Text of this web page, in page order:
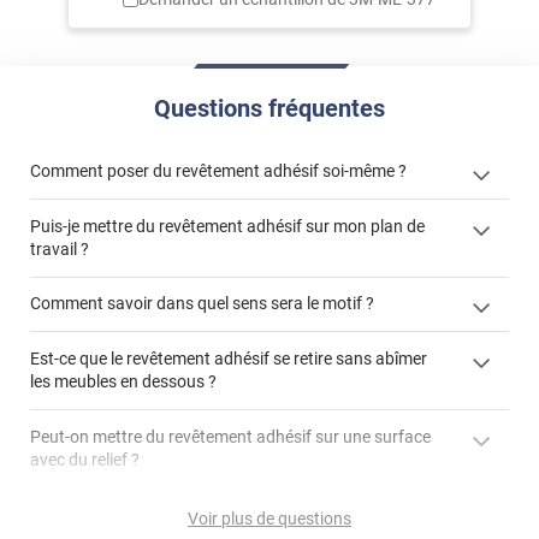
Questions fréquentes
Comment poser du revêtement adhésif soi-même ?
« Comment poser un revêtement adhésif ? »
Puis-je mettre du revêtement adhésif sur mon plan de
travail ?
"Peut-on installer du
Comment savoir dans quel sens sera le motif ?
Est-ce que le revêtement adhésif se retire sans abîmer
les meubles en dessous ?
Peut-on mettre du revêtement adhésif sur une surface
avec du relief ?
Peut-on mettre du revêtement adhésif sur du carrelage
Voir plus de questions